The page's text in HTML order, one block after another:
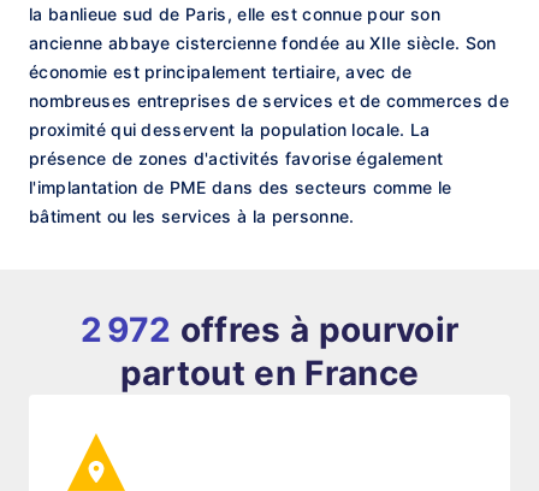
la banlieue sud de Paris, elle est connue pour son
ancienne abbaye cistercienne fondée au XIIe siècle. Son
économie est principalement tertiaire, avec de
nombreuses entreprises de services et de commerces de
proximité qui desservent la population locale. La
présence de zones d'activités favorise également
l'implantation de PME dans des secteurs comme le
bâtiment ou les services à la personne.
2 972 offres à pourvoir
partout en France